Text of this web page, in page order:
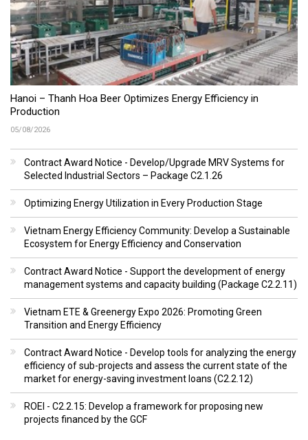
Hanoi – Thanh Hoa Beer Optimizes Energy Efficiency in
Production
05/08/2026
Contract Award Notice - Develop/Upgrade MRV Systems for
Selected Industrial Sectors – Package C2.1.26
Optimizing Energy Utilization in Every Production Stage
Vietnam Energy Efficiency Community: Develop a Sustainable
Ecosystem for Energy Efficiency and Conservation
Contract Award Notice - Support the development of energy
management systems and capacity building (Package C2.2.11)
Vietnam ETE & Greenergy Expo 2026: Promoting Green
Transition and Energy Efficiency
Contract Award Notice - Develop tools for analyzing the energy
efficiency of sub-projects and assess the current state of the
market for energy-saving investment loans (C2.2.12)
ROEI - C2.2.15: Develop a framework for proposing new
projects financed by the GCF